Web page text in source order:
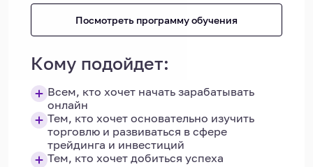
Посмотреть программу обучения
Кому подойдет:
Всем, кто хочет начать зарабатывать
онлайн
Тем, кто хочет основательно изучить
торговлю и развиваться в сфере
трейдинга и инвестиций
Тем, кто хочет добиться успеха